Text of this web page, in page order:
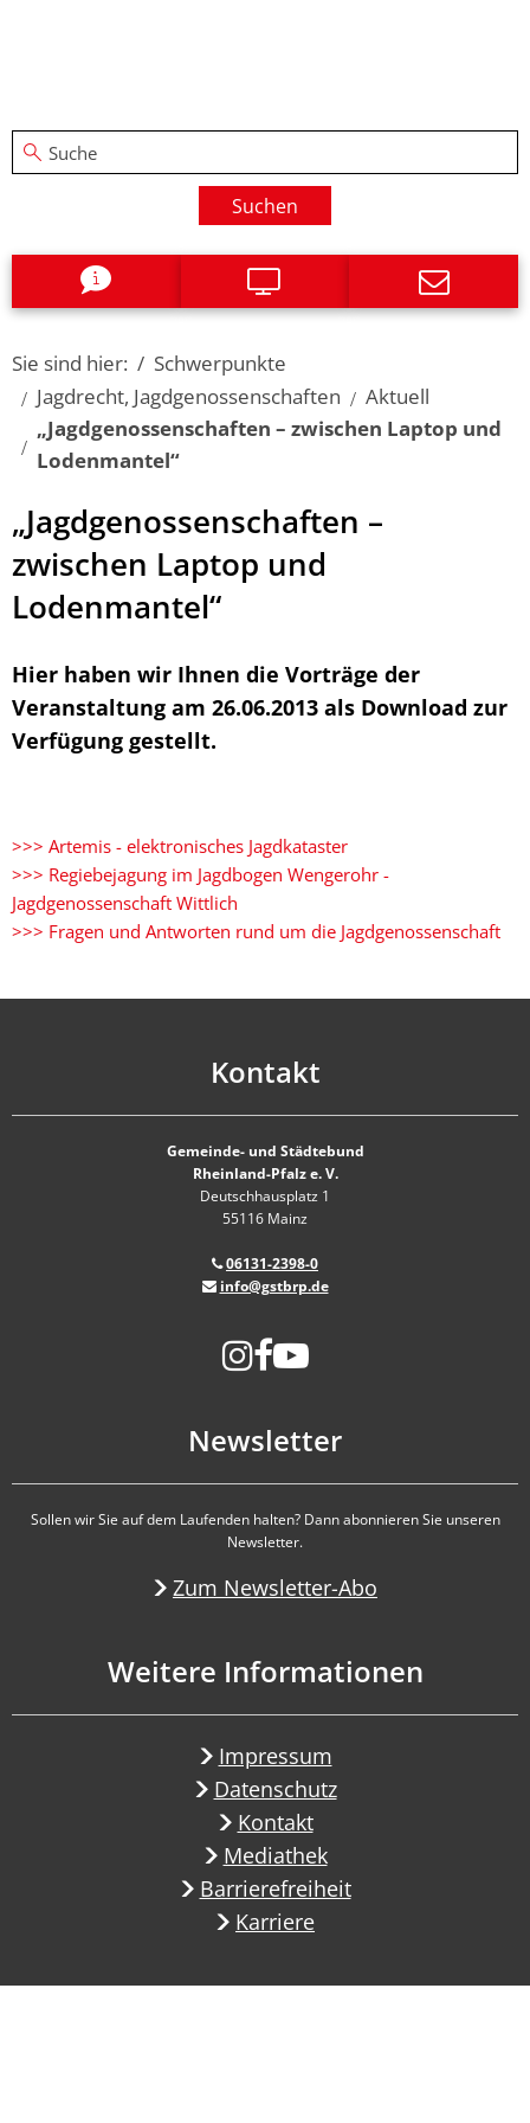
Suchen
Sie sind hier:
Schwerpunkte
Jagdrecht, Jagdgenossenschaften
Aktuell
„Jagdgenossenschaften – zwischen Laptop und
Lodenmantel“
„Jagdgenossenschaften –
zwischen Laptop und
Lodenmantel“
Hier haben wir Ihnen die Vorträge der
Veranstaltung am 26.06.2013 als Download zur
Verfügung gestellt.
>>> Artemis - elektronisches Jagdkataster
>>> Regiebejagung im Jagdbogen Wengerohr -
Jagdgenossenschaft Wittlich
>>> Fragen und Antworten rund um die Jagdgenossenschaft
Kontakt
Gemeinde- und Städtebund
Rheinland-Pfalz e. V.
Deutschhausplatz 1
55116 Mainz
06131-2398-0
info@gstbrp.de
Newsletter
Sollen wir Sie auf dem Laufenden halten? Dann abonnieren Sie unseren
Newsletter.
Zum Newsletter-Abo
Weitere Informationen
Impressum
Datenschutz
Kontakt
Mediathek
Barrierefreiheit
Karriere